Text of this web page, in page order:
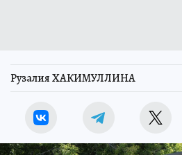
Рузалия ХАКИМУЛЛИНА